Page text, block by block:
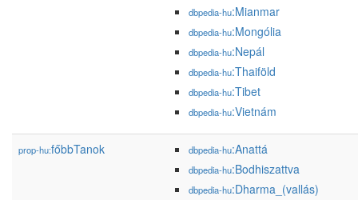
dbpedia-hu:Mianmar
dbpedia-hu:Mongólia
dbpedia-hu:Nepál
dbpedia-hu:Thaiföld
dbpedia-hu:Tibet
dbpedia-hu:Vietnám
prop-hu:főbbTanok dbpedia-hu:Anattá
dbpedia-hu:Bodhiszattva
dbpedia-hu:Dharma_(vallás)